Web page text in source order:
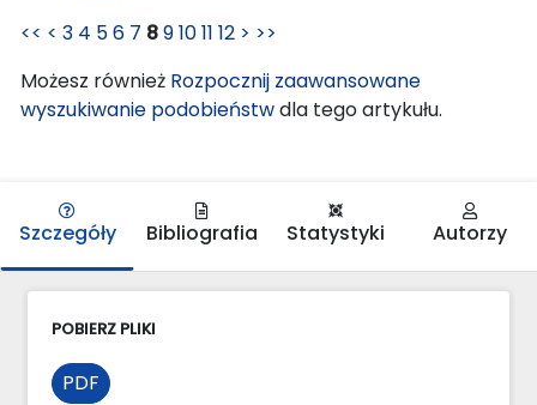
<< < 3 4 56 7 891011 12 > >>
Możesz również Rozpocznij zaawansowane
wyszukiwanie podobieństwdla tego artykułu.
Szczegóły Bibliografia Statystyki Autorzy
POBIERZ PLIKI
PDF